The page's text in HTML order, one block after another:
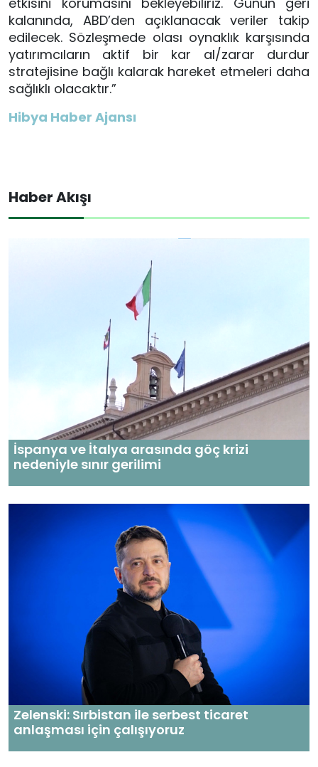
kalanında, ABD’den açıklanacak veriler takip
edilecek. Sözleşmede olası oynaklık karşısında
yatırımcıların aktif bir kar al/zarar durdur
stratejisine bağlı kalarak hareket etmeleri daha
sağlıklı olacaktır.”
Hibya Haber Ajansı
Haber Akışı
İspanya ve İtalya arasında göç krizi
nedeniyle sınır gerilimi
Zelenski: Sırbistan ile serbest ticaret
anlaşması için çalışıyoruz